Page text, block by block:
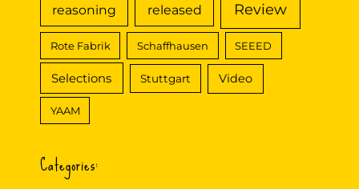
reasoning released Review
Rote Fabrik Schaffhausen SEEED
Selections Stuttgart Video
YAAM
Categories: